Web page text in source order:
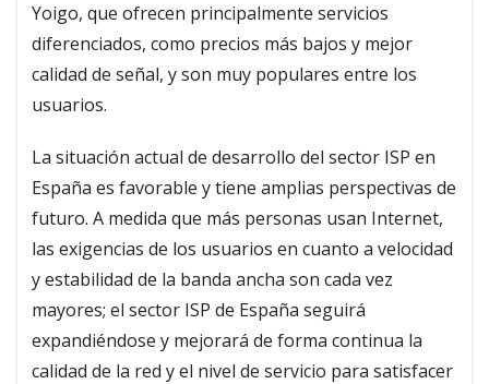
Yoigo, que ofrecen principalmente servicios
diferenciados, como precios más bajos y mejor
calidad de señal, y son muy populares entre los
usuarios.
La situación actual de desarrollo del sector ISP en
España es favorable y tiene amplias perspectivas de
futuro. A medida que más personas usan Internet,
las exigencias de los usuarios en cuanto a velocidad
y estabilidad de la banda ancha son cada vez
mayores; el sector ISP de España seguirá
expandiéndose y mejorará de forma continua la
calidad de la red y el nivel de servicio para satisfacer